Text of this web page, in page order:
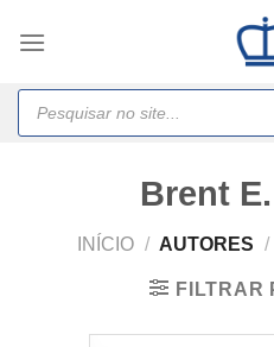
Products
search
Brent
INÍCIO / AUTORES /
FILTRAR